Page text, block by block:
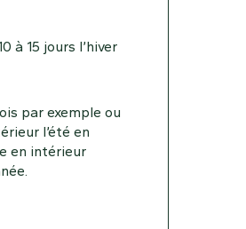
à 15 jours l’hiver
par exemple ou
l’été en
en intérieur